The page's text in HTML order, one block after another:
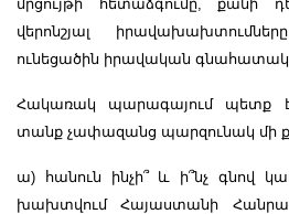
մրցույթի հետաձգումը, քանի
վերոնշյալ
ունեցածին իրավական
Հակառակ պարագայում պետք
տանք չափազանց պարզունակ մի
ա) հանուն ինչի՞ և ի՞նչ գնով
խախտվում Հայաստանի